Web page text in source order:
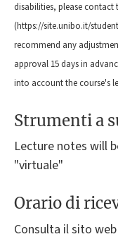
disabilities, please
(https://site.unibo.it/
recommend any
approval 15 days in
into account the course's
Strumenti a
Lecture notes will
"virtuale"
Orario di
Consulta il sito